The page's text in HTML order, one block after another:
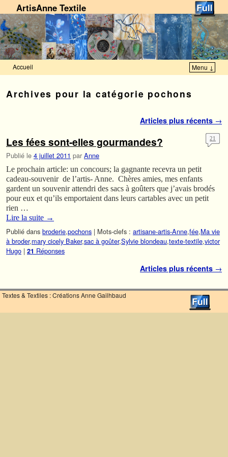
ArtisAnne Textile
Accueil Menu ↓
Archives pour la catégorie pochons
Articles plus récents →
Les fées sont-elles gourmandes?
Publié le 4 juillet 2011 par Anne
21
Le prochain article: un concours; la gagnante recevra un petit
cadeau-souvenir de l’artis- Anne. Chères amies, mes enfants
gardent un souvenir attendri des sacs à goûters que j’avais brodés
pour eux et qu’ils emportaient dans leurs cartables avec un petit
rien …
Lire la suite →
Publié dans broderie,pochons | Mots-clefs : artisane-artis-Anne,fée,Ma vie
à broder,mary cicely Baker,sac à goûter,Sylvie blondeau,texte-textile,victor
Hugo | 21 Réponses
Articles plus récents →
Textes & Textiles : Créations Anne Gailhbaud